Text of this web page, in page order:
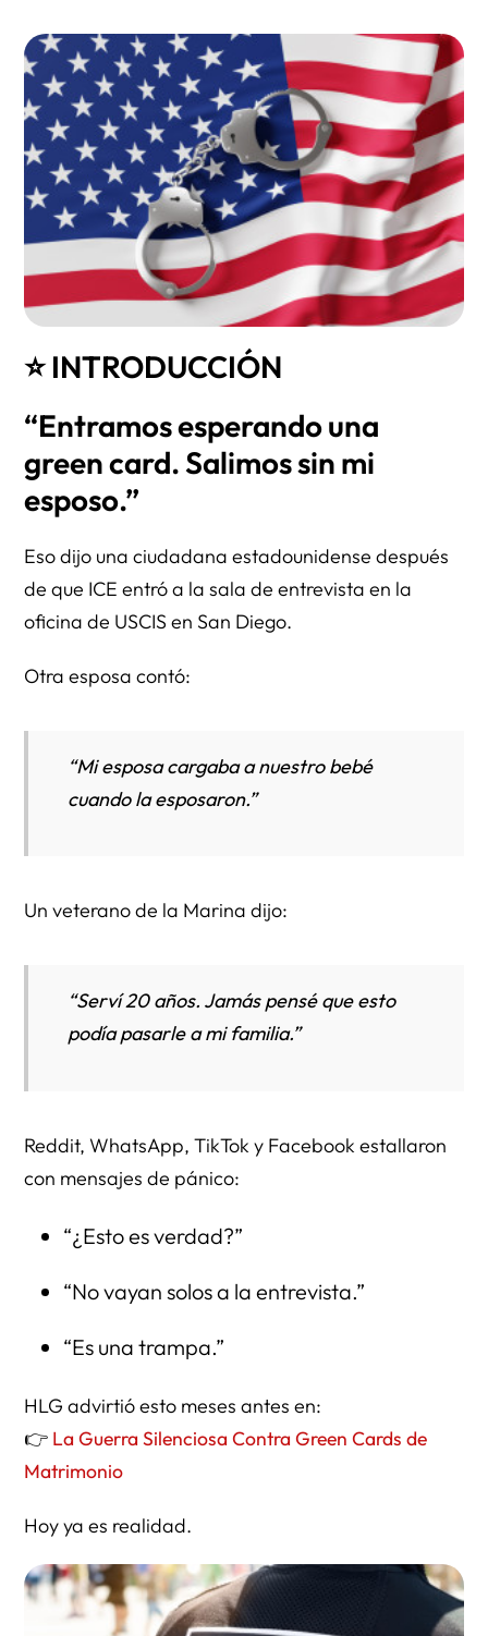
⭐ INTRODUCCIÓN
“Entramos esperando una
green card. Salimos sin mi
esposo.”
Eso dijo una ciudadana estadounidense después
de que ICE entró a la sala de entrevista en la
oficina de USCIS en San Diego.
Otra esposa contó:
“Mi esposa cargaba a nuestro bebé
cuando la esposaron.”
Un veterano de la Marina dijo:
“Serví 20 años. Jamás pensé que esto
podía pasarle a mi familia.”
Reddit, WhatsApp, TikTok y Facebook estallaron
con mensajes de pánico:
“¿Esto es verdad?”
“No vayan solos a la entrevista.”
“Es una trampa.”
HLG advirtió esto meses antes en:
👉 La Guerra Silenciosa Contra Green Cards de
Matrimonio
Hoy ya es realidad.